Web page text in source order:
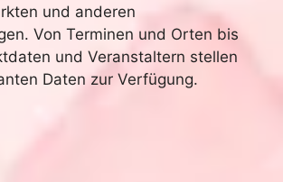
und anderen
Von Terminen und Orten bis
und Veranstaltern stellen
Daten zur Verfügung.